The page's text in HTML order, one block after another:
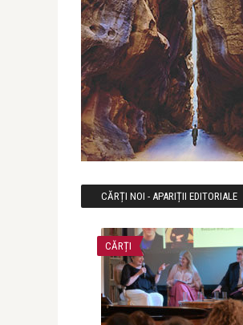
CĂRȚI NOI - APARIȚII EDITORIALE
CĂRȚI